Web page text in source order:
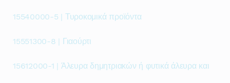
15540000-5 | Τυροκομικά προϊόντα
15551300-8 | Γιαούρτι
15612000-1 | Άλευρα δημητριακών ή φυτικά άλευρα και